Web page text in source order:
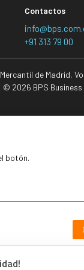
Contactos
+91 313 79 00
de Madrid,
© 2026 BPS
botón.